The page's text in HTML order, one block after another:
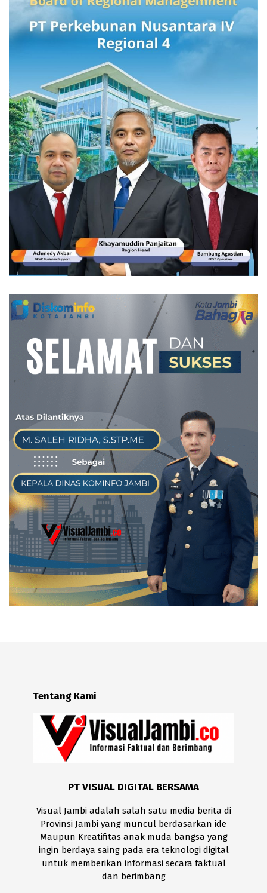
Tentang Kami
PT VISUAL DIGITAL BERSAMA
Visual Jambi adalah salah satu media berita di
Provinsi Jambi yang muncul berdasarkan ide
Maupun Kreatifitas anak muda bangsa yang
ingin berdaya saing pada era teknologi digital
untuk memberikan informasi secara faktual
dan berimbang